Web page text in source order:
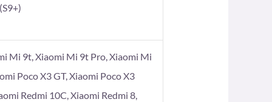
Mi 9t, Xiaomi Mi 9t Pro, Xiaomi Mi
Poco X3 GT, Xiaomi Poco X3
Redmi 10C, Xiaomi Redmi 8,